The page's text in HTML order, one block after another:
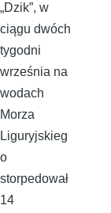
„Dzik”, w
ciągu dwóch
tygodni
września na
wodach
Morza
Liguryjskieg
o
storpedował
14